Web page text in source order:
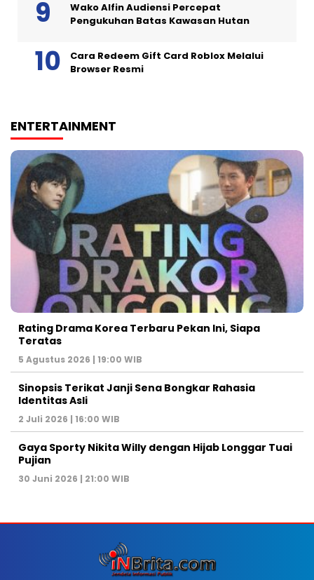
Wako Alfin Audiensi Percepat
Pengukuhan Batas Kawasan Hutan
Cara Redeem Gift Card Roblox Melalui
Browser Resmi
ENTERTAINMENT
Rating Drama Korea Terbaru Pekan Ini, Siapa
Teratas
5 Agustus 2026 | 19:00 WIB
Sinopsis Terikat Janji Sena Bongkar Rahasia
Identitas Asli
2 Juli 2026 | 16:00 WIB
Gaya Sporty Nikita Willy dengan Hijab Longgar Tuai
Pujian
30 Juni 2026 | 21:00 WIB